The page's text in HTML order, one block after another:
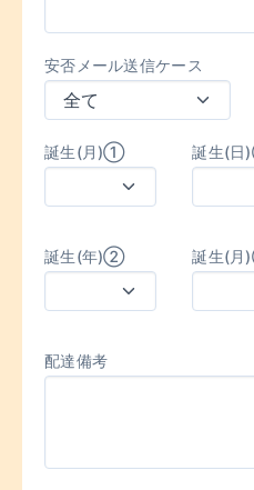
安否メール送信ケース
誕生(月)① 誕生(
誕生(年)② 誕生(
配達備考